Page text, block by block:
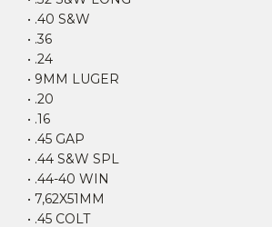
• .40 S&W
• .36
• .24
• 9MM LUGER
• .20
• .16
• .45 GAP
• .44 S&W SPL
• .44-40 WIN
• 7,62X51MM
• .45 COLT